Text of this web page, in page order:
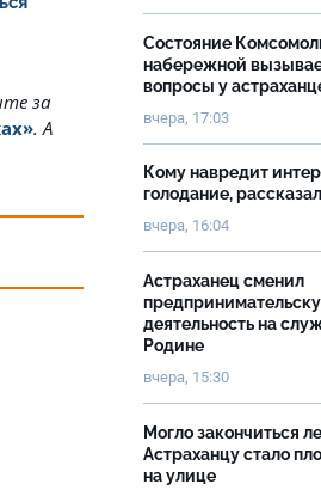
за
. А
Состояние
набережной
вопросы у
вчера, 17:03
Кому навредит
голодание,
вчера, 16:04
Астраханец сменил
деятельность на
Родине
вчера, 15:30
Могло закончиться
Астраханцу стало
на улице